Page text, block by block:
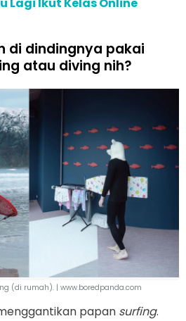
di dindingnya pakai
atau diving nih?
(di rumah). | www.boredpanda.com
papan surfing.